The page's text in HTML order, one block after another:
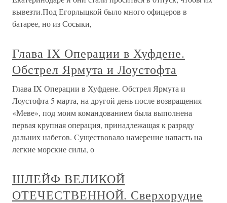
вывезти.Под Егорлыцкой было много офицеров в
батарее, но из Сосыки,
Глава IX Операции в Хуфдене.
Обстрел Ярмута и Лоустофта
Глава IX Операции в Хуфдене. Обстрел Ярмута и
Лоустофта 5 марта, на другой день после возвращения
«Меве», под моим командованием была выполнена
первая крупная операция, принадлежащая к разряду
дальних набегов. Существовало намерение напасть на
легкие морские силы, о
ШЛЕЙФ ВЕЛИКОЙ
ОТЕЧЕСТВЕННОЙ. Сверхорудие